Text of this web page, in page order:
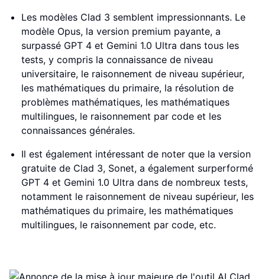
Les modèles Clad 3 semblent impressionnants. Le
modèle Opus, la version premium payante, a
surpassé GPT 4 et Gemini 1.0 Ultra dans tous les
tests, y compris la connaissance de niveau
universitaire, le raisonnement de niveau supérieur,
les mathématiques du primaire, la résolution de
problèmes mathématiques, les mathématiques
multilingues, le raisonnement par code et les
connaissances générales.
Il est également intéressant de noter que la version
gratuite de Clad 3, Sonet, a également surperformé
GPT 4 et Gemini 1.0 Ultra dans de nombreux tests,
notamment le raisonnement de niveau supérieur, les
mathématiques du primaire, les mathématiques
multilingues, le raisonnement par code, etc.